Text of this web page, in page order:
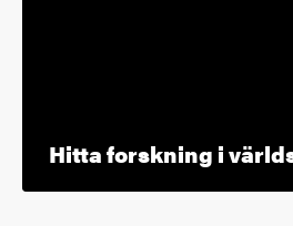
Hitta forskning i